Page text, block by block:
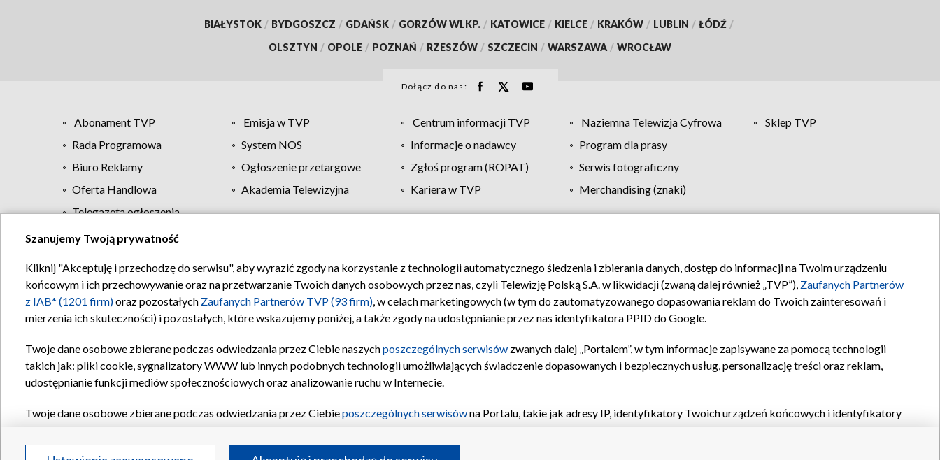
BIAŁYSTOK / BYDGOSZCZ / GDAŃSK / GORZÓW WLKP. / KATOWICE / KIELCE / KRAKÓW / LUBLIN / ŁÓDŹ /
OLSZTYN / OPOLE / POZNAŃ / RZESZÓW / SZCZECIN / WARSZAWA / WROCŁAW
Dołącz do nas:
Abonament TVP Emisja w TVP Centrum informacji TVP Naziemna Telewizja Cyfrowa
Sklep TVP
Rada Programowa
System NOS Informacje o nadawcy
Program dla prasy
Biuro Reklamy
Ogłoszenie przetargowe Zgłoś program (ROPAT)
Serwis fotograficzny
Oferta Handlowa
Akademia Telewizyjna Kariera w TVP
Merchandising (znaki)
Telegazeta ogłoszenia
Regulamin TVP Polityka prywatności Moje zgody Pomoc Biuro reklamy Kontakt
Szanujemy Twoją prywatność
Kliknij "Akceptuję i przechodzę do serwisu", aby wyrazić zgody na korzystanie z technologii automatycznego śledzenia i zbierania danych, dostęp do informacji na Twoim urządzeniu
końcowym i ich przechowywanie oraz na przetwarzanie Twoich danych osobowych przez nas, czyli Telewizję Polską S.A. w likwidacji (zwaną dalej również „TVP”), Zaufanych Partnerów
z IAB* (1201 firm)oraz pozostałych Zaufanych Partnerów TVP (93 firm), w celach marketingowych (w tym do zautomatyzowanego dopasowania reklam do Twoich zainteresowań i
mierzenia ich skuteczności) i pozostałych, które wskazujemy poniżej, a także zgody na udostępnianie przez nas identyfikatora PPID do Google.
Twoje dane osobowe zbierane podczas odwiedzania przez Ciebie naszychposzczególnych serwisów zwanych dalej „Portalem”, w tym informacje zapisywane za pomocą technologii
takich jak: pliki cookie, sygnalizatory WWW lub innych podobnych technologii umożliwiających świadczenie dopasowanych i bezpiecznych usług, personalizację treści oraz reklam,
udostępnianie funkcji mediów społecznościowych oraz analizowanie ruchu w Internecie.
Twoje dane osobowe zbierane podczas odwiedzania przez Ciebieposzczególnych serwisówna Portalu, takie jak adresy IP, identyfikatory Twoich urządzeń końcowych i identyfikatory
oraz pozostałych
Partnerów TVPdla realizacji następujących celów i funkcji: przechowywania informacji na urządzeniu lub dostęp do nich, wyboru podstawowych reklam, wyboru spersonalizowanych